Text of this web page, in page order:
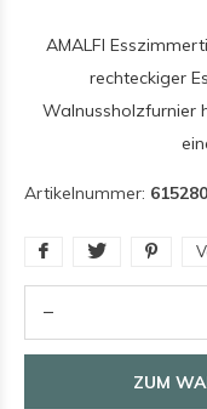
AMALFI
rechteckiger
Walnussholzfurnier
Artikelnummer:
ZUM